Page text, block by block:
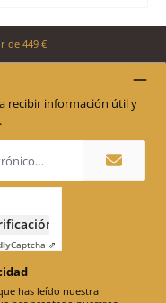
de 449 €
recibir información útil y
Captcha ⇗